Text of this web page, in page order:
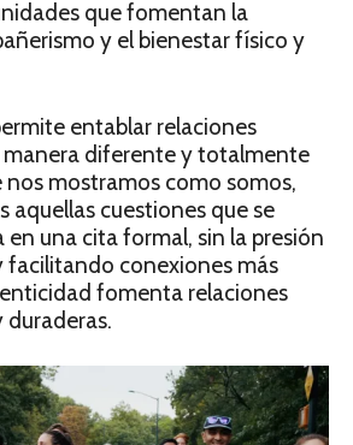
que fomentan la
y el bienestar físico y
entablar relaciones
manera diferente y totalmente
mostramos como somos,
aquellas cuestiones que se
una cita formal, sin la presión
facilitando conexiones más
fomenta relaciones
duraderas.